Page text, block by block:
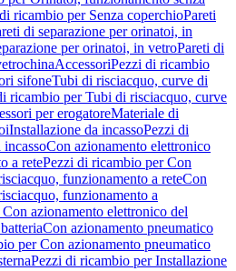
ricambio per Senza coperchioPareti
di separazione per orinatoi, in
per orinatoi, in vetroPareti di
AccessoriPezzi di ricambio
sifoneTubi di risciacquo, curve di
ricambio per Tubi di risciacquo, curve
per erogatoreMateriale di
Installazione da incassoPezzi di
Con azionamento elettronico
a retePezzi di ricambio per Con
funzionamento a reteCon
funzionamento a
azionamento elettronico del
Con azionamento pneumatico
per Con azionamento pneumatico
Pezzi di ricambio per Installazione